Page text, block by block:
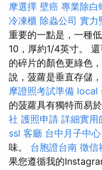
摩選擇 壁癌 專業除白
冷凍櫃 除蟲公司 實力
重要的一點是，一種
10，厚約1/4英寸。
的碎片的顏色更綠色
說，菠蘿是垂直存儲
摩證照考試準備 local
的菠蘿具有獨特而易
社 護照申請 詳細實用
ssl 客廳 台中月子中心
味。 台胞證台南 徵信
果您遵循我的